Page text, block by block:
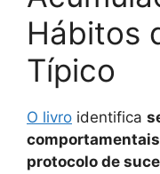
Hábitos
Típico
O livro identifica
comportamentais
protocolo de